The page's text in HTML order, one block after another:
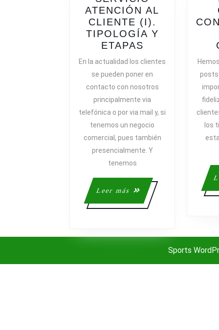
ATENCIÓN AL
CLIENTE (I).
TIPOLOGÍA Y
ETAPAS
ATENCIÓN
CLIENTE
(I).
TIPOLOGÍA
Y
ETAPAS
En la actualidad los clientes
se pueden poner en
contacto con nosotros
principalmente via
telefónica o por via mail y, si
tenemos un negocio
comercial, pues también
presencialmente. Y
tenemos
Leer más
Leer
más
posts
los
Sports